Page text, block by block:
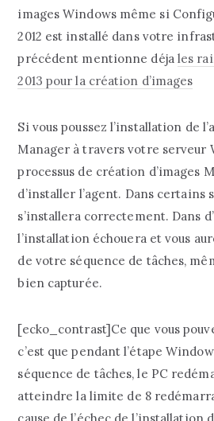
images Windows même si
2012 est installé dans votre
précédent mentionne déja les
2013 pour la création d’images
Si vous poussez l’installation de
Manager à travers votre serveur
processus de création d’images
d’installer l’agent. Dans certains
s’installera correctement. Dans
l’installation échouera et vous
de votre séquence de tâches,
bien capturée.
[ecko_contrast]Ce que vous
c’est que pendant l’étape
séquence de tâches, le PC
atteindre la limite de 8